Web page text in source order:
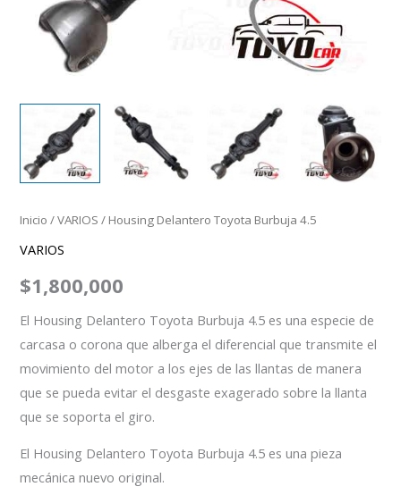
Inicio /VARIOS / Housing Delantero Toyota Burbuja 4.5
VARIOS
$1,800,000
El Housing Delantero Toyota Burbuja 4.5 es una especie de
carcasa o corona que alberga el diferencial que transmite el
movimiento del motor a los ejes de las llantas de manera
que se pueda evitar el desgaste exagerado sobre la llanta
que se soporta el giro.
El Housing Delantero Toyota Burbuja 4.5 es una pieza
mecánica nuevo original.